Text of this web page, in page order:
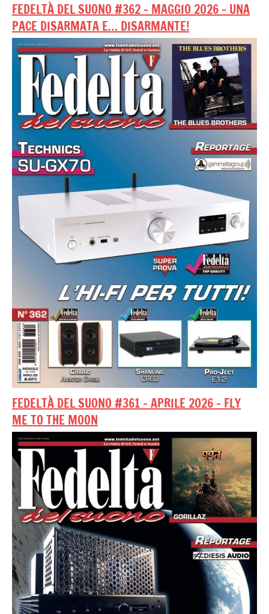
FEDELTÀ DEL SUONO #362 – MAGGIO 2026 – UNA
PACE DISARMATA E… DISARMANTE!
FEDELTÀ DEL SUONO #361 – APRILE 2026 – FLY
ME TO THE MOON